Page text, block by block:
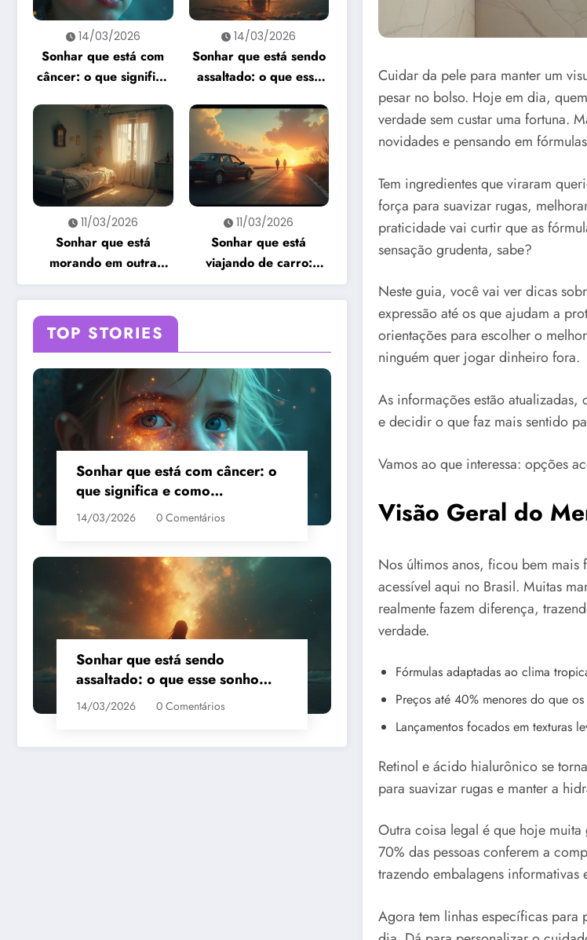
14/03/2026
Sonhar que está com
câncer: o que significa
14/03/2026
Sonhar que está sendo
assaltado: o que esse
11/03/2026
Sonhar que está
morando em outra
casa: o que revela esse
sonho?
11/03/2026
Sonhar que está
viajando de carro:
significado e
interpretação
TOP STORIES
Sonhar que está com câncer: o
que significa e como
interpretar?
14/03/2026 0 Comentários
Sonhar que está sendo
assaltado: o que esse sonho
quer te dizer?
14/03/2026 0 Comentários
Cuidar da pele para manter um
pesar no bolso. Hoje em dia,
verdade sem custar uma fortuna.
novidades e pensando em
Tem ingredientes que viraram
força para suavizar rugas,
praticidade vai curtir que as
sensação grudenta, sabe?
Neste guia, você vai ver dicas
expressão até os que ajudam a
orientações para escolher o
ninguém quer jogar dinheiro fora.
As informações estão
e decidir o que faz mais sentido
Vamos ao que interessa: opções
Visão Geral do
Nos últimos anos, ficou bem
acessível aqui no Brasil. Muitas
realmente fazem diferença,
verdade.
Fórmulas adaptadas ao clima
Preços até 40% menores do que
Lançamentos focados em texturas
Retinol e ácido hialurônico se
para suavizar rugas e manter a
Outra coisa legal é que hoje muita
70% das pessoas conferem a
trazendo embalagens informativas
Agora tem linhas específicas para